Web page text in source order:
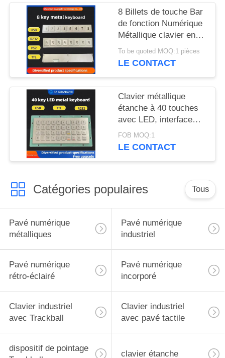
8 Billets de touche Bar
de fonction Numérique
Métallique clavier en
acier inoxydable 304
Side Key Pinpad
To be quoted MOQ:1 pièces
LE CONTACT
Clavier métallique
étanche à 40 touches
avec LED, interface
GZ-C001055 R232,
clavier USB
FOB MOQ:1
LE CONTACT
Catégories populaires Tous
Pavé numérique
métalliques
Pavé numérique
industriel
Pavé numérique
rétro-éclairé
Pavé numérique
incorporé
Clavier industriel
avec Trackball
Clavier industriel
avec pavé tactile
dispositif de pointage
clavier étanche